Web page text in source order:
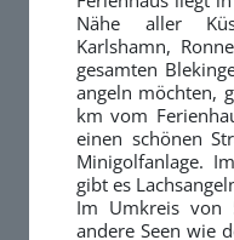
Nähe aller
Karlshamn,
gesamten
angeln möchten,
km vom
einen schönen
Minigolfanlage.
gibt es
Im Umkreis von
andere Seen wie